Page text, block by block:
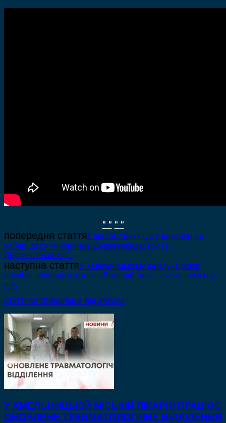
" " " "
попередня статтяСпівробітники СБУ викрили на
хабарі двох чиновників Держгеокадастру та
Держекоінспекції .
наступна статтяУ Хмельницькому декілька років
поспіль проводять акцію «Виміряй тиск – скажи інсульту
ні».
СТАТТІ ПО ТЕМІ БІЛЬШЕ ВІД АВТОРА
У ХМЕЛЬНИЦЬКІЙ МІСЬКІЙ ЛІКАРНІ ПРАЦЮЄ
ОНОВЛЕНЕ ТРАВМАТОЛОГІЧНЕ ВІДДІЛЕННЯ